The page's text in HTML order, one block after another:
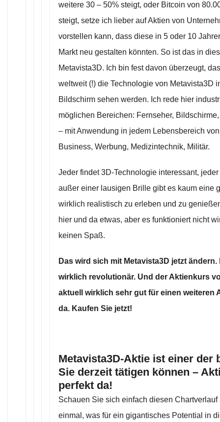
weitere 30 – 50% steigt, oder Bitcoin von
steigt, setze ich lieber auf Aktien von
vorstellen kann, dass diese in 5 oder 10
Markt neu gestalten könnten. So ist das in
Metavista3D. Ich bin fest davon überzeugt,
weltweit (!) die Technologie von Metavista3D
Bildschirm sehen werden. Ich rede hier
möglichen Bereichen: Fernseher,
– mit Anwendung in jedem Lebensbereich
Business, Werbung, Medizintechnik, Militär.
Jeder findet 3D-Technologie interessant,
außer einer lausigen Brille gibt es kaum eine
wirklich realistisch zu erleben und zu
hier und da etwas, aber es funktioniert nicht
keinen Spaß.
Das wird sich mit Metavista3D jetzt
wirklich revolutionär. Und der Aktienkurs
aktuell wirklich sehr gut für einen weiteren
da. Kaufen Sie jetzt!
Metavista3D-Aktie ist einer der
Sie derzeit tätigen können –
perfekt da!
Schauen Sie sich einfach diesen
einmal, was für ein gigantisches Potential in